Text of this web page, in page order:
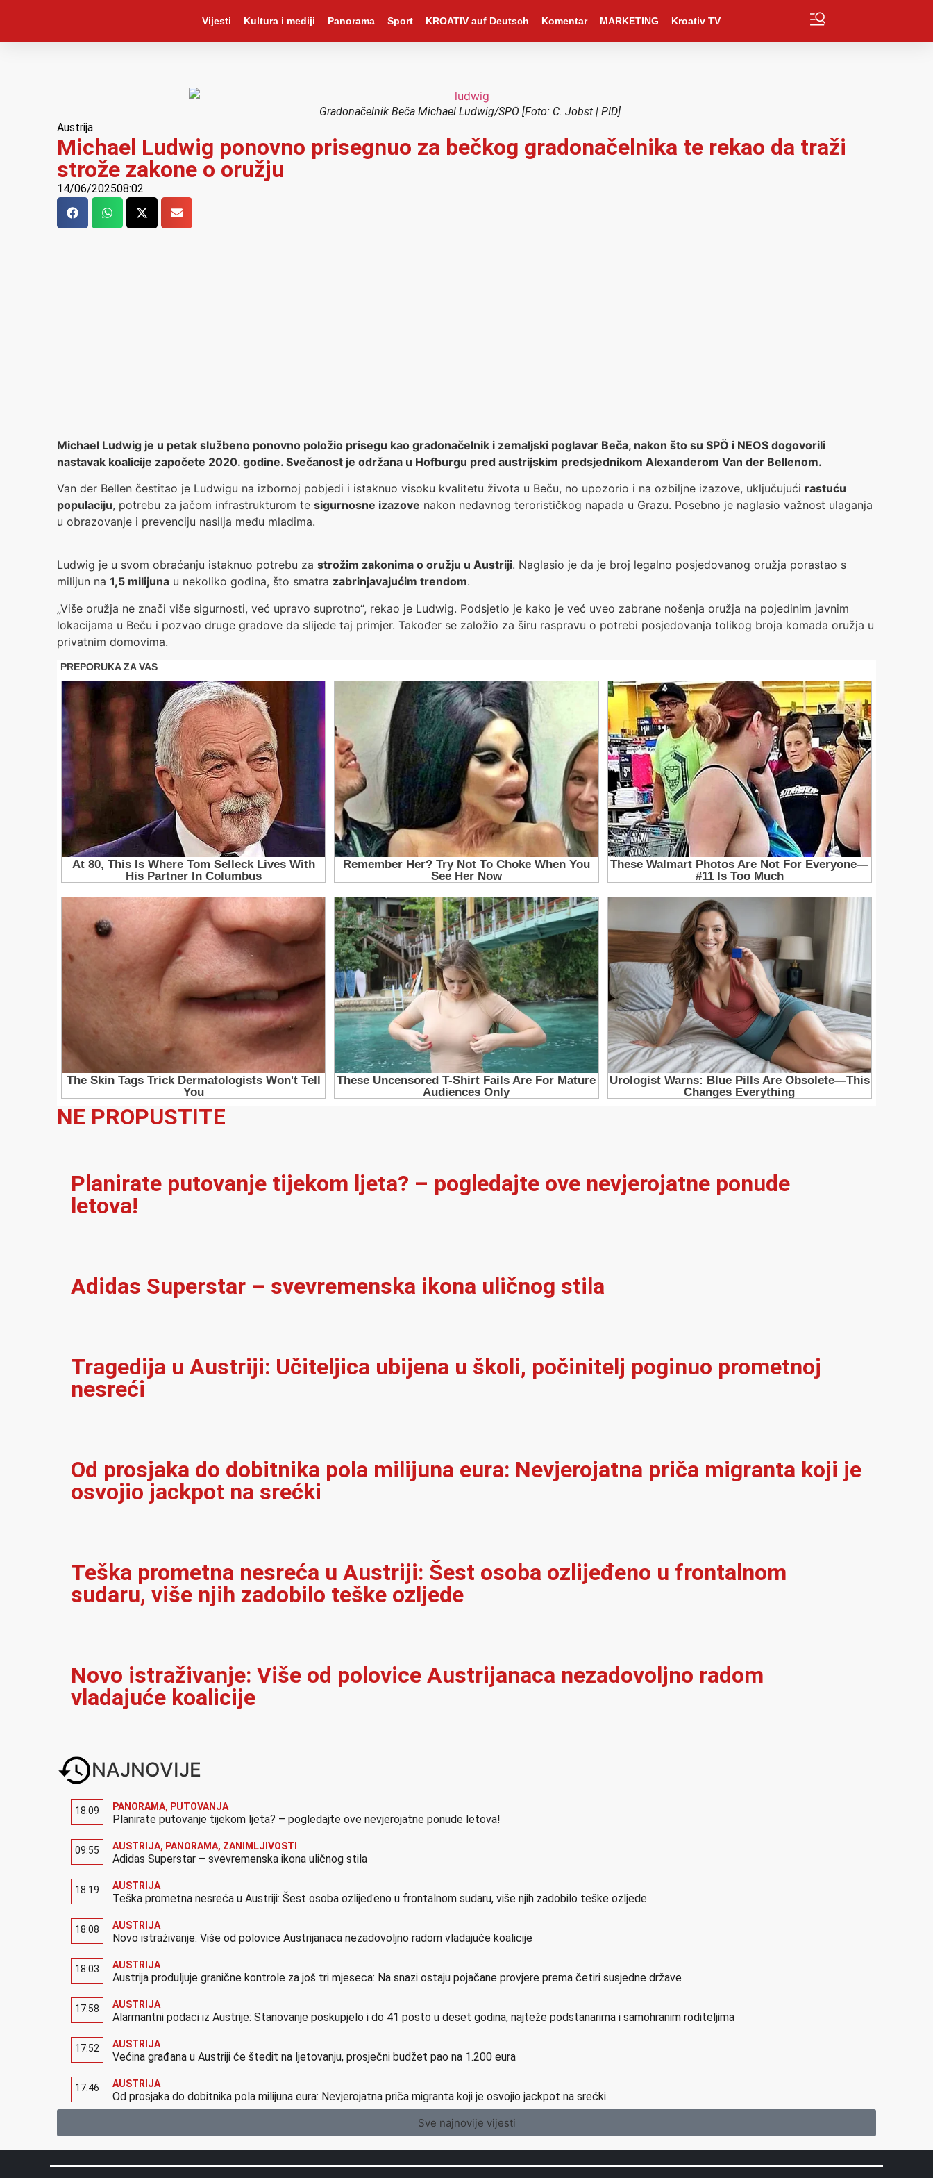
Vijesti Kultura i mediji Panorama Sport KROATIV auf Deutsch Komentar MARKETING Kroativ TV
Gradonačelnik Beča Michael Ludwig/SPÖ [Foto: C. Jobst | PID]
Austrija
Michael Ludwig ponovno prisegnuo za bečkog gradonačelnika te rekao da traži
strože zakone o oružju
14/06/202508:02
Michael Ludwig je u petak službeno ponovno položio prisegu kao gradonačelnik i zemaljski poglavar Beča, nakon što su SPÖ i NEOS dogovorili
nastavak koalicije započete 2020. godine. Svečanost je održana u Hofburgu pred austrijskim predsjednikom Alexanderom Van der Bellenom.
Van der Bellen čestitao je Ludwigu na izbornoj pobjedi i istaknuo visoku kvalitetu života u Beču, no upozorio i na ozbiljne izazove, uključujući rastuću
populaciju, potrebu za jačom infrastrukturom te sigurnosne izazove nakon nedavnog terorističkog napada u Grazu. Posebno je naglasio važnost ulaganja
u obrazovanje i prevenciju nasilja među mladima.
Ludwig je u svom obraćanju istaknuo potrebu za strožim zakonima o oružju u Austriji. Naglasio je da je broj legalno posjedovanog oružja porastao s
milijun na 1,5 milijuna u nekoliko godina, što smatra zabrinjavajućim trendom.
„Više oružja ne znači više sigurnosti, već upravo suprotno“, rekao je Ludwig. Podsjetio je kako je već uveo zabrane nošenja oružja na pojedinim javnim
lokacijama u Beču i pozvao druge gradove da slijede taj primjer. Također se založio za širu raspravu o potrebi posjedovanja tolikog broja komada oružja u
privatnim domovima.
NE PROPUSTITE
Planirate putovanje tijekom ljeta? – pogledajte ove nevjerojatne ponude
letova!
Adidas Superstar – svevremenska ikona uličnog stila
Tragedija u Austriji: Učiteljica ubijena u školi, počinitelj poginuo prometnoj
nesreći
Od prosjaka do dobitnika pola milijuna eura: Nevjerojatna priča migranta koji je
osvojio jackpot na srećki
Teška prometna nesreća u Austriji: Šest osoba ozlijeđeno u frontalnom
sudaru, više njih zadobilo teške ozljede
Novo istraživanje: Više od polovice Austrijanaca nezadovoljno radom
vladajuće koalicije
NAJNOVIJE
18:09 PANORAMA, PUTOVANJA
Planirate putovanje tijekom ljeta? – pogledajte ove nevjerojatne ponude letova!
09:55 AUSTRIJA, PANORAMA, ZANIMLJIVOSTI
Adidas Superstar – svevremenska ikona uličnog stila
18:19 AUSTRIJA
Teška prometna nesreća u Austriji: Šest osoba ozlijeđeno u frontalnom sudaru, više njih zadobilo teške ozljede
18:08 AUSTRIJA
Novo istraživanje: Više od polovice Austrijanaca nezadovoljno radom vladajuće koalicije
18:03 AUSTRIJA
Austrija produljuje granične kontrole za još tri mjeseca: Na snazi ostaju pojačane provjere prema četiri susjedne države
17:58 AUSTRIJA
Alarmantni podaci iz Austrije: Stanovanje poskupjelo i do 41 posto u deset godina, najteže podstanarima i samohranim roditeljima
17:52 AUSTRIJA
Većina građana u Austriji će štedit na ljetovanju, prosječni budžet pao na 1.200 eura
17:46 AUSTRIJA
Od prosjaka do dobitnika pola milijuna eura: Nevjerojatna priča migranta koji je osvojio jackpot na srećki
Sve najnovije vijesti